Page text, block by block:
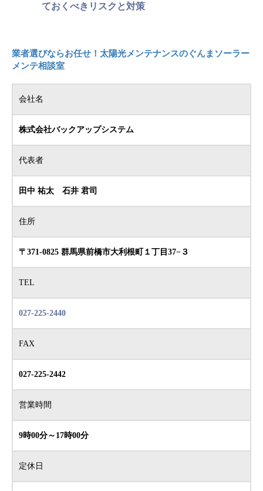
ておくべきリスクと対策
業者選びならお任せ！太陽光メンテナンスのぐんまソーラー
メンテ相談室
会社名
株式会社バックアップシステム
代表者
田中 祐太 石井 君司
住所
〒371-0825 群馬県前橋市大利根町１丁目37−３
TEL
027-225-2440
FAX
027-225-2442
営業時間
9時00分～17時00分
定休日